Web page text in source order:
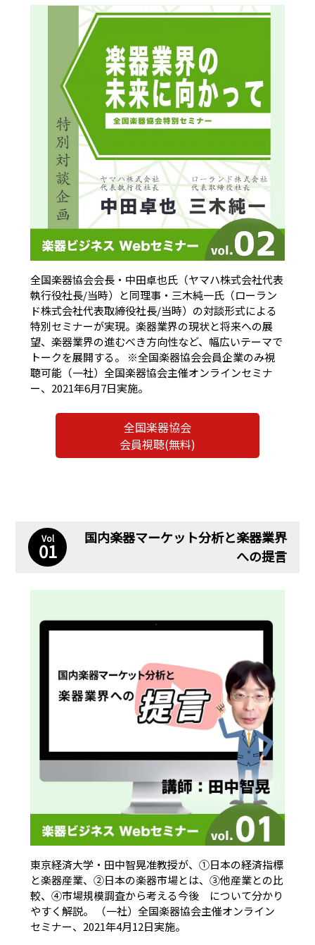
全国楽器協会会長・中田卓也氏（ヤマハ株式会社代表
執行役社長/当時）と同理事・三木純一氏（ローラン
ド株式会社代表取締役社長/当時）の対談形式による
特別セミナーが実現。楽器業界の現状と将来への展
望、楽器業界の進むべき方向性など、幅広いテーマで
トークを展開する。 ※全国楽器協会会員企業のみ視
聴可能（一社）全国楽器協会主催オンラインセミナ
ー、2021年6月7日実施。
全国楽器協会
会員視聴(無料)
Vol
01
国内楽器マーケット分析と楽器業界
への提言
東京経済大学・田中智晃准教授が、①日本の経済指標
と楽器産業、②日本の楽器市場とは、③他産業との比
較、④市場規模調査から考える今後 について分かり
やすく解説。 （一社）全国楽器協会主催オンライン
セミナー、2021年4月12日実施。